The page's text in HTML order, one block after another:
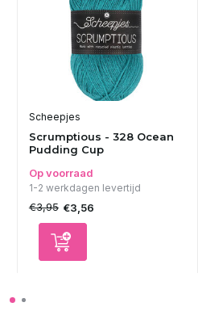
Scheepjes
Scrumptious - 328 Ocean
Pudding Cup
Op voorraad
1-2 werkdagen levertijd
€3,95 €3,56